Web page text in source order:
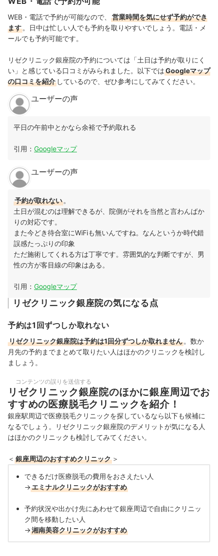
WEB・電話で予約が可能なので、
営業時間を気にせず予約ができ
ます。日中は忙しい人でも予約を取りやすいでしょう。電話・メ
ールでも予約可能です。
リゼクリニック銀座院の予約については「土日は予約が取りにく
い」と感じている口コミがみられました。以下ではGoogleマップ
の口コミを紹介 しているので、ぜひ参考にしてみてください。
ユーザーの声
平日の午前中とかなら余裕で予約取れる
引用： Googleマップ
ユーザーの声
予約が取れない。
土日が混むのは理解できるが、院側がそれを当然と言わんばか
りの対応です。
また今どき待合室にWiFiも無いんですね。なんというか時代錯
誤感たっぷりの印象
ただ施術してくれる方は丁寧です。雰囲気的な判断ですが、男
性の方が客目線の印象はある。
引用： Googleマップ
リゼクリニック銀座院の気になる点
予約は1回ずつしか取れない
リゼクリニック銀座院は予約は1回分ずつしか取れません。数か
月先の予約までまとめて取りたい人はほかのクリニックを検討し
ましょう。
コンテンツの誤りを送信する
リゼクリニック銀座院のほかに銀座周辺でお
すすめの医療脱毛クリニックを紹介！
銀座駅周辺で医療脱毛クリニックを探しているなら以下も候補に
なるでしょう。リゼクリニック銀座院のデメリットが気になる人
はほかのクリニックも検討してみてください。
＜ 銀座周辺のおすすめクリニック ＞
できるだけ医療脱毛の費用をおさえたい人
→エミナルクリニックがおすすめ
予約状況や出かけ先にあわせて銀座周辺で自由にクリニッ
ク間を移動したい人
→湘南美容クリニックがおすすめ